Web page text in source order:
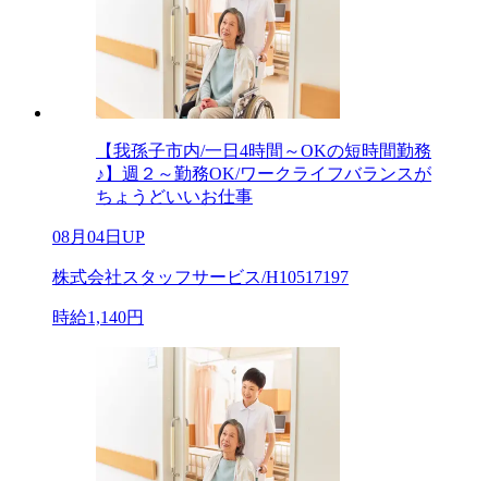
【我孫子市内/一日4時間～OKの短時間勤務
♪】週２～勤務OK/ワークライフバランスが
ちょうどいいお仕事
08月04日UP
株式会社スタッフサービス/H10517197
時給1,140円